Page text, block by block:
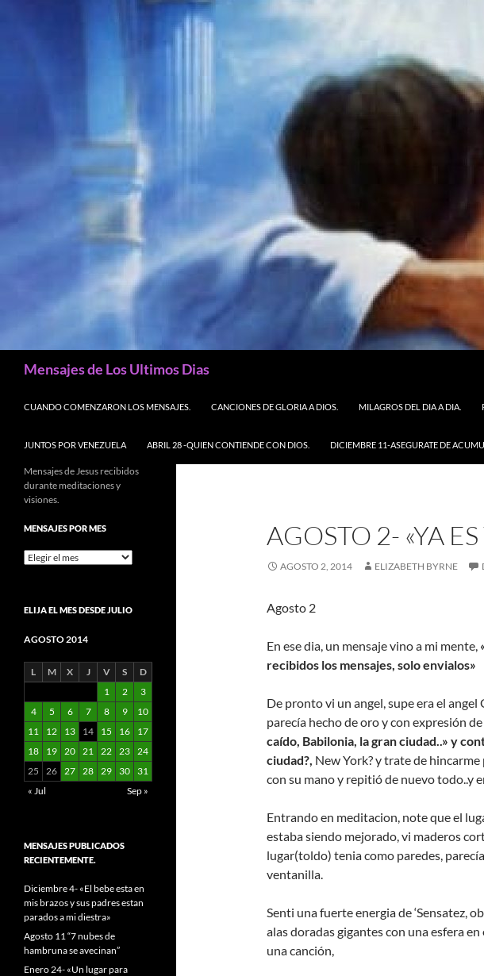
Mensajes de Los Ultimos Dias
CUANDO COMENZARON LOS MENSAJES.
CANCIONES DE GLORIA A DIOS. MILAGROS DEL DIA A DIA.
JUNTOS POR VENEZUELA ABRIL 28 -QUIEN CONTIENDE CON DIOS. DICIEMBRE 11-ASEGURATE DE
AGOSTO 2- «YA
AGOSTO 2, 2014 ELIZABETH BYRNE
Agosto 2
En ese dia, un mensaje vino a mi mente,
recibidos los mensajes, solo envialos»
De pronto vi un angel, supe era el angel
parecía hecho de oro y con expresión
caído, Babilonia, la gran ciudad..» y
ciudad?, New York? y trate de
con su mano y repitió de nuevo todo..y
Entrando en meditacion, note que el
estaba siendo mejorado, vi maderos
lugar(toldo) tenia como paredes,
ventanilla.
Senti una fuerte energia de ‘Sensatez,
alas doradas gigantes con una esfera
una canción,
Mensajes de Jesus recibidos
durante meditaciones y
visiones.
MENSAJES POR MES
Mensajes
ELIJA EL MES DESDE JULIO
AGOSTO 2014
L M X J V S
D
1
2
3
4
5 6 7 8 9
10
11
12 13 14 15 16
17
18
19 20 21 22 23 24
25
26 27 28 29 30
31
« Jul
Sep »
MENSAJES PUBLICADOS
RECIENTEMENTE.
Diciembre 4- «El bebe esta en
mis brazos y sus padres estan
parados a mi diestra»
Agosto 11 “7 nubes de
hambruna se avecinan”
Enero 24- «Un lugar para